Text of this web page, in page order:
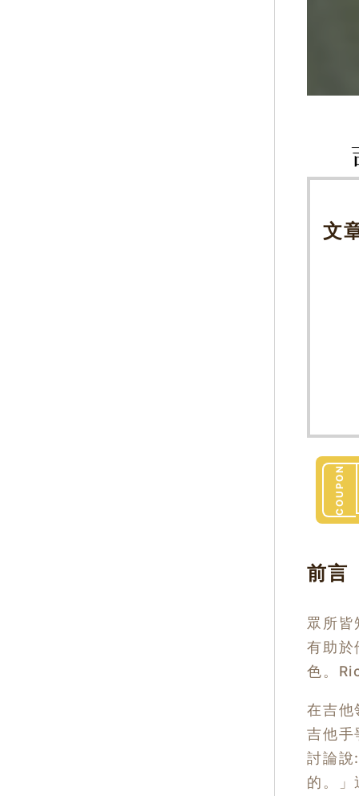
文
COUPON
前言
眾所
有助
色。
在吉他
吉他手
討論說
的。」